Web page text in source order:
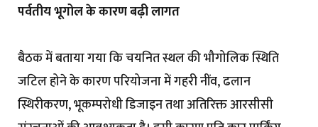
पर्वतीय भूगोल के कारण बढ़ी लागत
बैठक में बताया गया कि चयनित स्थल की भौगोलिक स्थिति
जटिल होने के कारण परियोजना में गहरी नींव, ढलान
स्थिरीकरण, भूकम्परोधी डिजाइन तथा अतिरिक्त आरसीसी